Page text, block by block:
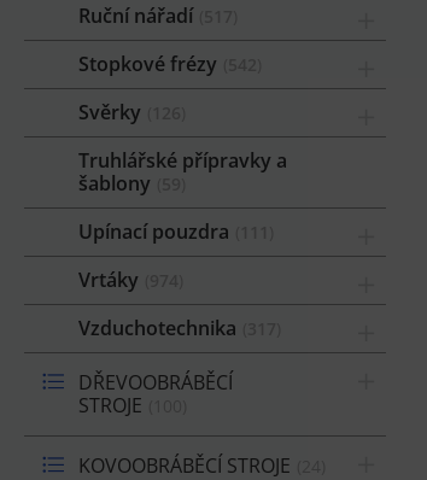
Ruční nářadí
Stopkové frézy
Svěrky
Truhlářské přípravky a
šablony
Upínací pouzdra
Vrtáky
Vzduchotechnika
DŘEVOOBRÁBĚCÍ
STROJE
KOVOOBRÁBĚCÍ STROJE